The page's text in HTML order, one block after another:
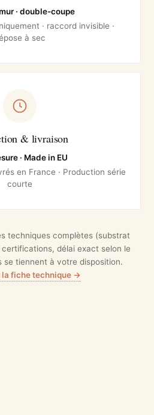
· double-coupe
· raccord invisible ·
à sec
& livraison
· Made in EU
en France · Production série
courte
techniques complètes (substrat
délai exact selon le
se tiennent à votre disposition.
la fiche technique →